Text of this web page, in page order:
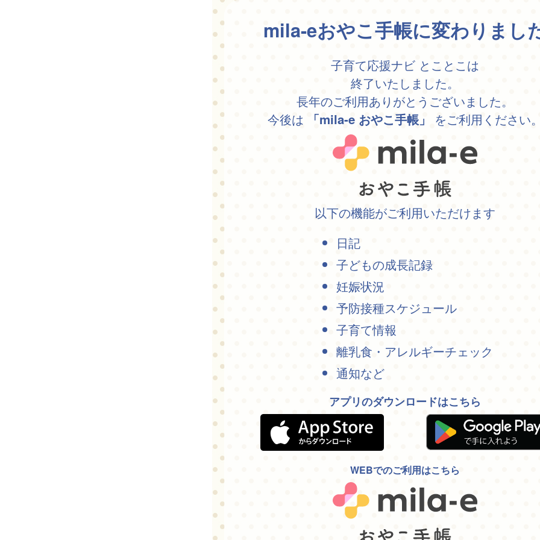
mila-eおやこ手帳に変わりまし
子育て応援ナビ とことこは
終了いたしました。
長年のご利用ありがとうございました。
今後は
「mila-e おやこ手帳」 をご利用ください
以下の機能がご利用いただけます
日記
子どもの成長記録
妊娠状況
予防接種スケジュール
子育て情報
離乳食・アレルギーチェック
通知など
アプリのダウンロードはこちら
WEBでのご利用はこちら